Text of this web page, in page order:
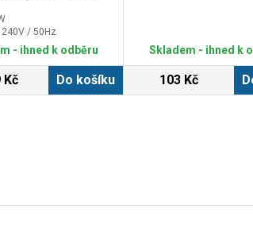
240V / 50Hz
kg- ihned k odběru
Kč Do košíku
Skladem - ihned k
103 Kč